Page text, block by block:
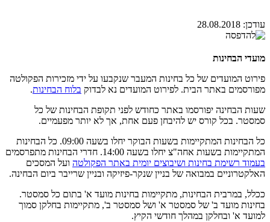
עודכן: 28.08.2018
מועדי הבחינות
פירוט המועדים של כל בחינות המעבר שנקבעו על ידי מזכירות הפקולטה
מפורסמים באתר הבית. לפירוט המועדים נא לבדוק בלוח הבחינות.
שעות הבחינה יפורסמו באתר כחודש לפני תקופת הבחינות של כל
סמסטר. בכל קורס יש להיבחן פעם אחת, אך לא יותר מפעמיים.
כל הבחינות המתקיימות בשעות הבוקר יחלו בשעה 09:00. כל הבחינות
המתקיימות בשעות אחה"צ יחלו בשעה 14:00. חדרי הבחינות מתפרסמים
בעמוד רשימת בחינות ושיבוצים יומית באתר הפקולטה ועל המסכים
האלקטרוניים במבואה של בניין שנקר-פיזיקה ובניין שרייבר ביום הבחינה.
ככלל, במרבית הבחינות, מתקיימות בחינות מועד א' בתום כל סמסטר.
בחינות מועד ב' של סמסטר א' ושל סמסטר ב', מתקיימות בחלקן סמוך
למועד א' ובחלקן במהלך חודשי הקיץ.